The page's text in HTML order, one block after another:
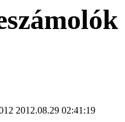
2012.08.29 02:41:19